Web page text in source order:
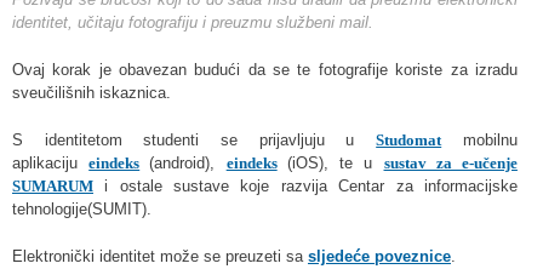
identitet, učitaju fotografiju i preuzmu službeni mail.
Ovaj korak je obavezan budući da se te fotografije koriste za izradu
sveučilišnih iskaznica.
S identitetom studenti se prijavljuju uStudomatmobilnu
aplikacijueindeks (android), eindeks (iOS), te u sustav za e-učenje
SUMARUM i ostale sustave koje razvija Centar za informacijske
tehnologije(SUMIT).
Elektronički identitet može se preuzeti sa sljedeće poveznice.